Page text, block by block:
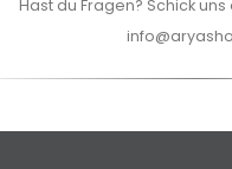
Hast du Fragen? Schick